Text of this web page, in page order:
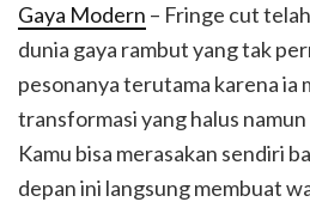
Gaya Modern – Fringe cut
dunia gaya rambut yang tak
pesonanya terutama karena ia
transformasi yang halus
Kamu bisa merasakan sendiri
depan ini langsung membuat